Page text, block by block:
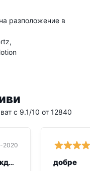
разположение в
с 9.1/10 от 12840
2020
Прекрасна кола, но има нужда от повече добре